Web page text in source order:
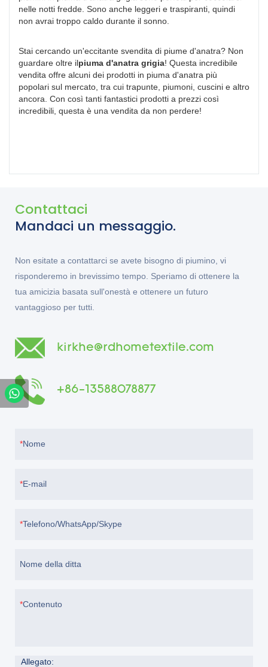
nelle notti fredde. Sono anche leggeri e traspiranti, quindi
non avrai troppo caldo durante il sonno.
Stai cercando un'eccitante svendita di piume d'anatra? Non
guardare oltre ilpiuma d'anatra grigia! Questa incredibile
vendita offre alcuni dei prodotti in piuma d'anatra più
popolari sul mercato, tra cui trapunte, piumoni, cuscini e altro
ancora. Con così tanti fantastici prodotti a prezzi così
incredibili, questa è una vendita da non perdere!
Contattaci
Mandaci un messaggio.
Non esitate a contattarci se avete bisogno di piumino, vi
risponderemo in brevissimo tempo. Speriamo di ottenere la
tua amicizia basata sull'onestà e ottenere un futuro
vantaggioso per tutti.
kirkhe@rdhometextile.com
+86-13588078877
Nome
E-mail
Telefono/WhatsApp/Skype
Nome della ditta
Contenuto
Allegato: